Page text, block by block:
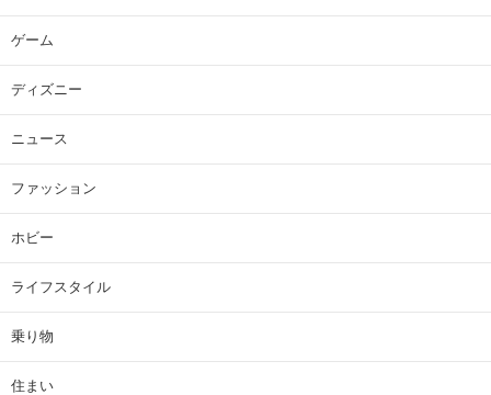
ゲーム
ディズニー
ニュース
ファッション
ホビー
ライフスタイル
乗り物
住まい